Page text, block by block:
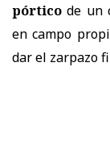
pórtico de un
en campo
dar el zarpazo